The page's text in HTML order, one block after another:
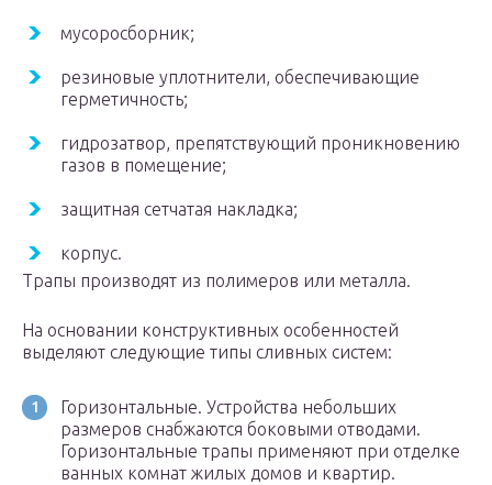
мусоросборник;
резиновые уплотнители, обеспечивающие
герметичность;
гидрозатвор, препятствующий проникновению
газов в помещение;
защитная сетчатая накладка;
корпус.
Трапы производят из полимеров или металла.
На основании конструктивных особенностей
выделяют следующие типы сливных систем:
Горизонтальные. Устройства небольших
размеров снабжаются боковыми отводами.
Горизонтальные трапы применяют при отделке
ванных комнат жилых домов и квартир.